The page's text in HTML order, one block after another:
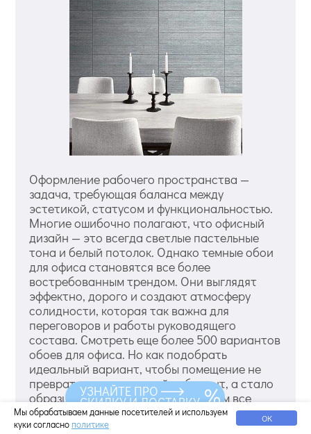
Оформление рабочего пространства —
задача, требующая баланса между
эстетикой, статусом и функциональностью.
Многие ошибочно полагают, что офисный
дизайн — это всегда светлые пастельные
тона и белый потолок. Однако темные обои
для офиса становятся все более
востребованным трендом. Они выглядят
эффектно, дорого и создают атмосферу
солидности, которая так важна для
переговоров и работы руководящего
состава. Смотреть еще более 500 вариантов
обоев для офиса. Но как подобрать
идеальный вариант, чтобы помещение не
превратилось в мрачный лабиринт, а стало
образцом стиля? Давайте разберем все
тонкости выбора темных обоев для
различных офисных зон. Смотреть более 100
Мы обрабатываем данные посетителей и используем
куки согласно политике ОК
УЗНАЙТЕ ПРО
СКИДКУ И ДОСТАВКУ